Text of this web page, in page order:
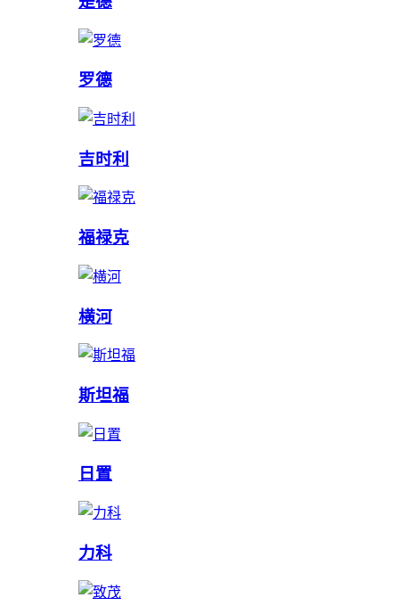
罗德
吉时利
福禄克
横河
斯坦福
日置
力科